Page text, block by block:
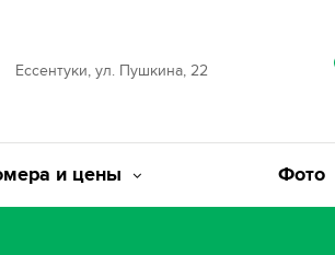
Ессентуки, ул. Пушкина, 22
и цены Фото